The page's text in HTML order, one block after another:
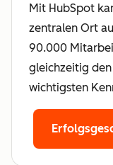
Mit HubSpot
zentralen Ort
90.000
gleichzeitig
wichtigsten